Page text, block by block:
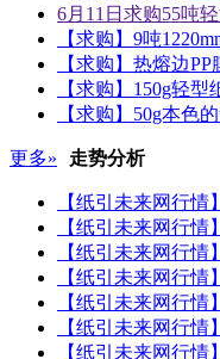
6月11日求购55吨
【求购】9吨
【求购】热熔边PP
【求购】150g轻
【求购】50g本色
更多» 走势分析
【纸引未来网行
【纸引未来网行
【纸引未来网行
【纸引未来网行
【纸引未来网行
【纸引未来网行
【纸引未来网行